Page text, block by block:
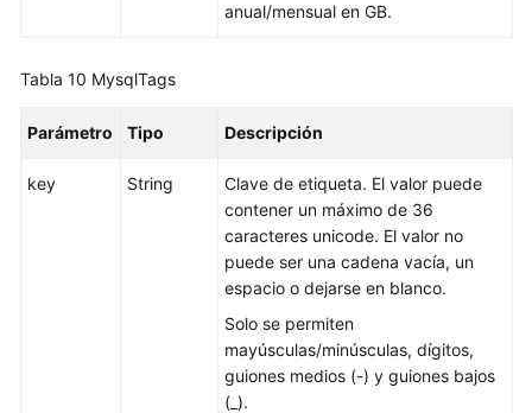
históricos
escalado
anual/mensual en GB.
Tabla 10 MysqlTags
Parámetro Tipo Descripción
key String
Clave de etiqueta. El valor puede
contener un máximo de 36
caracteres unicode. El valor no
puede ser una cadena vacía, un
espacio o dejarse en blanco.
Solo se permiten
mayúsculas/minúsculas, dígitos,
guiones medios (-) y guiones bajos
(_).